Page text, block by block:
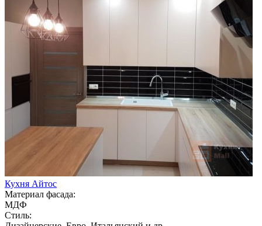
Кухня Айтос
Материал фасада:
МДФ
Стиль: